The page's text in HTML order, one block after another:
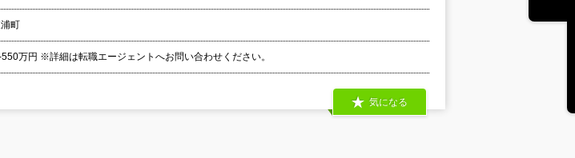
町
万円 ※詳細は転職エージェントへお問い合わせください。
気になる